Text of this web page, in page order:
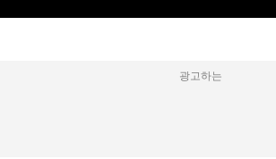
광고하는